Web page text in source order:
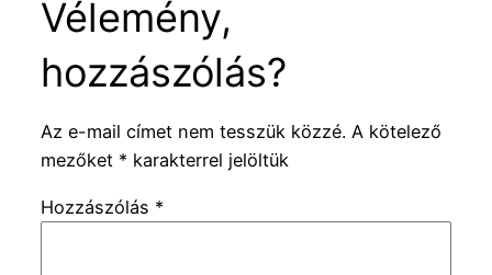
Vélemény,
hozzászólás?
Az e-mail címet nem tesszük közzé. A kötelező
mezőket * karakterrel jelöltük
Hozzászólás *